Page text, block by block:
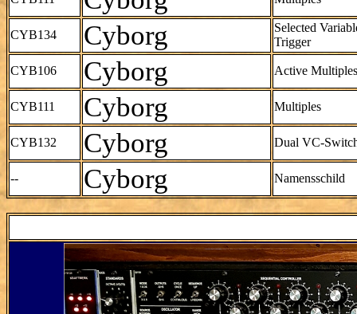
CYB134 Cyborg
Selected
Trigger
CYB106 Cyborg Active Multiples
CYB111 Cyborg Multiples
CYB132 Cyborg Dual VC-
-- Cyborg Namensschild